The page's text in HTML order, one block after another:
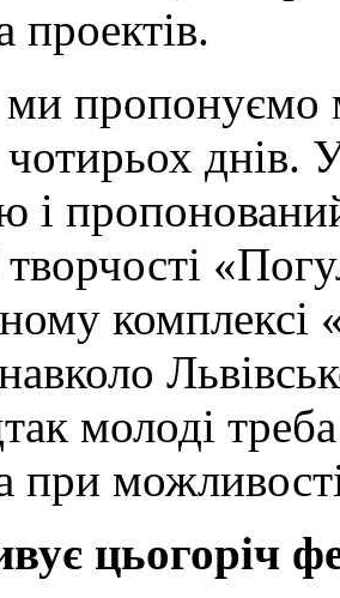
проектів.
пропонуємо
днів.
і
молоді
при
цьогоріч